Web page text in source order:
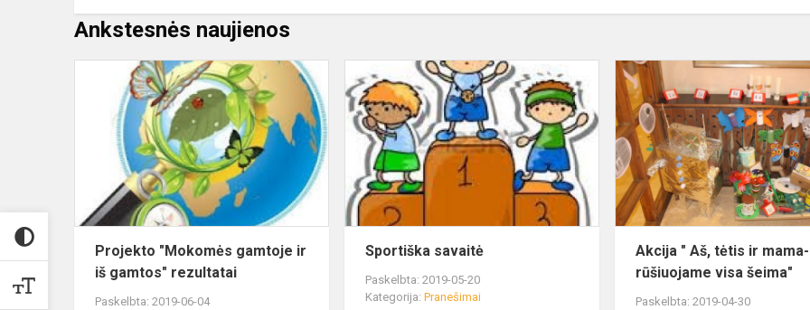
Ankstesnės naujienos
Projekto "Mokomės gamtoje ir
iš gamtos" rezultatai
Paskelbta: 2019-06-04
Sportiška savaitė
Paskelbta: 2019-05-20
Kategorija:Pranešimai
Akcija " Aš, tėtis ir mama-
rūšiuojame visa šeima"
Paskelbta: 2019-04-30